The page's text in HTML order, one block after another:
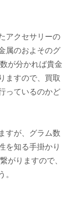
アクセサリーの
属のおよそのグ
が分かれば貴金
ますので、買取
っているのかど
すが、グラム数
を知る手掛かり
がりますので、
。